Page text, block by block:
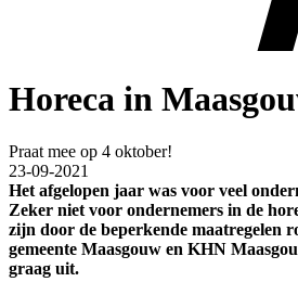
Horeca in
Praat mee op 4 oktober!
23-09-2021
Het afgelopen jaar was voor veel
Zeker niet voor ondernemers in de
zijn door de beperkende maatregelen
gemeente Maasgouw en KHN
graag uit.